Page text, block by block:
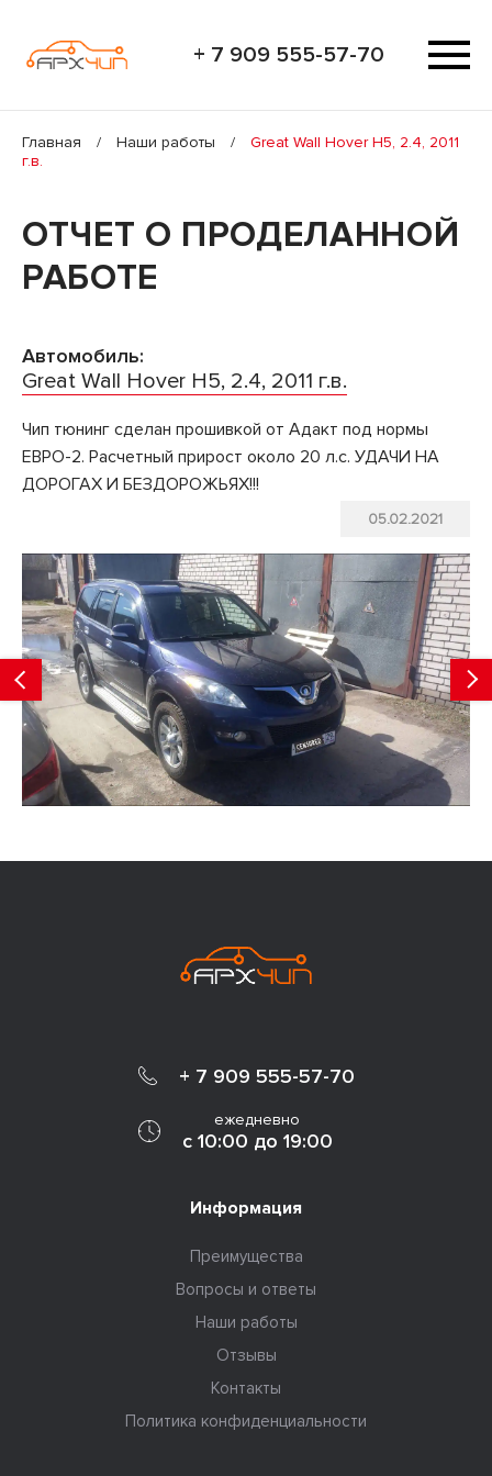
+ 7 909 555-57-70
Главная / Наши работы /
Great Wall Hover H5, 2.4, 2011
г.в.
ОТЧЕТ О ПРОДЕЛАННОЙ
РАБОТЕ
Автомобиль:
Great Wall Hover H5, 2.4, 2011 г.в.
Чип тюнинг сделан прошивкой от Адакт под нормы
ЕВРО-2. Расчетный прирост около 20 л.с. УДАЧИ НА
ДОРОГАХ И БЕЗДОРОЖЬЯХ!!!
05.02.2021
+ 7 909 555-57-70
ежедневно
с 10:00 до 19:00
Информация
Преимущества
Вопросы и ответы
Наши работы
Отзывы
Контакты
Политика конфиденциальности